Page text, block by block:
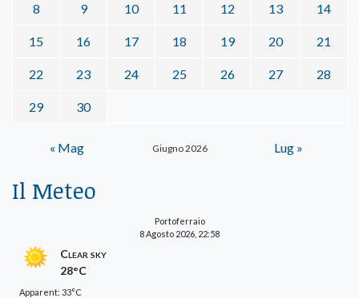
Giugno 2026
8 9 10 11 12 13 14
15 16 17 18 19 20 21
22 23 24 25 26 27 28
29 30
« Mag Lug »
Il Meteo
Portoferraio
8 Agosto 2026, 22:58
Clear sky
28°C
Apparent: 33°C